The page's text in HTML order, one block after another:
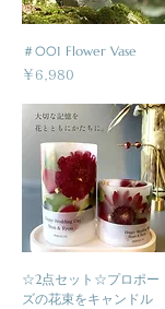
＃001 Flower Vase
価格
￥6,980
☆2点セット☆プロポー
ズの花束をキャンドル